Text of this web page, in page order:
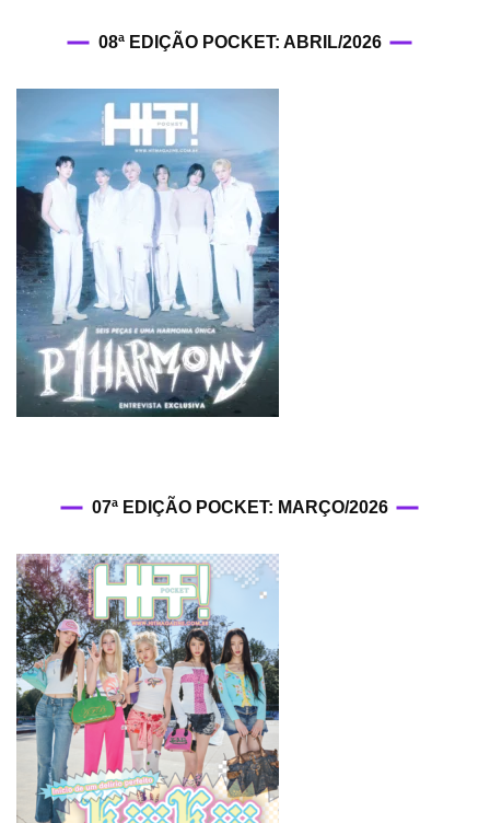
08ª EDIÇÃO POCKET: ABRIL/2026
07ª EDIÇÃO POCKET: MARÇO/2026